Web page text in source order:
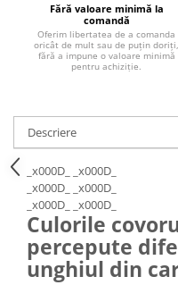
Fără valoare minimă la
comandă
Oferim libertatea de a comanda
oricât de mult sau de puțin doriți,
fără a impune o valoare minimă
pentru achiziție.
Descriere
_x000D_ _x000D_
_x000D_ _x000D_
_x000D_ _x000D_
Culorile
percepute
unghiul din